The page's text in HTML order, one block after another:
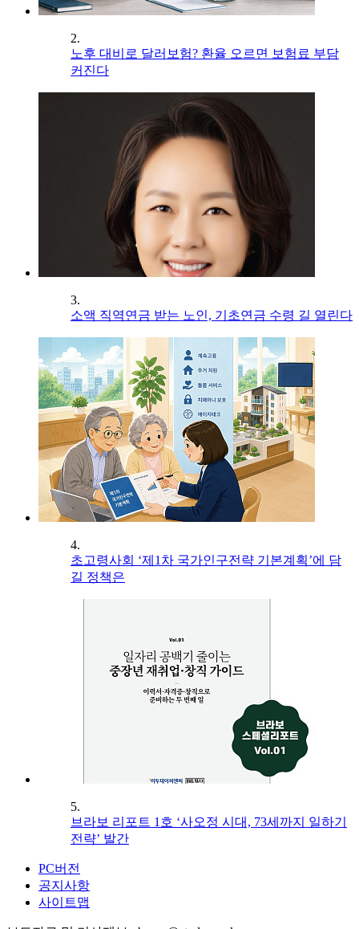
2.
노후 대비로 달러보험? 환율 오르면 보험료 부담
커진다
3.
소액 직역연금 받는 노인, 기초연금 수령 길 열린다
4.
초고령사회 ‘제1차 국가인구전략 기본계획’에 담
길 정책은
5.
브라보 리포트 1호 ‘사오정 시대, 73세까지 일하기
전략’ 발간
PC버전
공지사항
사이트맵